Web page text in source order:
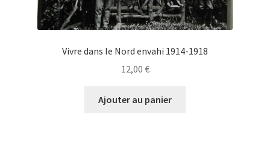
Vivre dans le Nord envahi 1914-1918
12,00 €
Ajouter au panier